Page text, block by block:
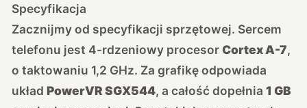
Specyfikacja
Zacznijmy od specyfikacji sprzętowej. Sercem
telefonu jest 4-rdzeniowy procesorCortex A-7,
o taktowaniu 1,2 GHz. Za grafikę odpowiada
układPowerVR SGX544, a całość dopełnia1 GB